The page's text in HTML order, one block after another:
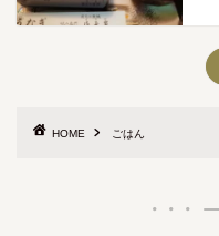
HOME ごはん